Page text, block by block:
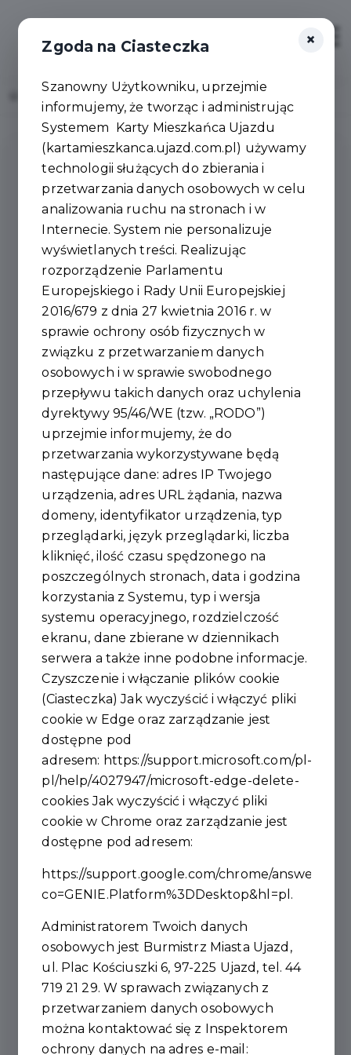
Polityka prywatności
Niniejsza Polityka Prywatności określa zasady
przetwarzania wszelkich informacji o charakterze
danych osobowych, które pozyskane zostały w
związku z korzystaniem przez Użytkowników z serwisu
internetowego, prowadzonego pod domeną
https://kartamieszkanca.ujazd.com.pl/
dalej „Serwisem”).
Administratorem danych osobowych jest Burmistrz
Ujazdu. Siedzibą Administratora danych jest Urząd
Miejski w Ujeździe, 97-225 Ujazd, Plac Kościuszki 6,
nr tel. 44 719 21 29 (zwany dalej
„Administratorem”).
Administrator wyznaczył inspektora ochrony danych,
z którym można się kontaktować w sprawach
związanych z ochroną danych osobowych pod
numerem telefonu:
(44) 719-21-29, poprzez e-mail: iod@ujazd.com.pl,
listownie na adres siedziby Administratora lub
osobiście w siedzibie Administratora.
Podanie jakichkolwiek danych osobowych jest
dobrowolne jednak niezbędne dla realizacji
poniższych celów:
świadczenia usług związanych z Kartą
Mieszkańca Gminy Ujazd przez Administratora
danych oraz partnerów systemu (art. 6 ust.1
lit. a zgoda osoby, której dane dotyczą oraz art.
6 lit. b – umowa, ogólnego rozporządzenia o
ochronie danych z dnia 27 kwietnia 2016r.);
rejestracji w Portalu Karty Mieszkańca Gminy
Ujazd, złożenia zamówienia, zawarcia i
realizacji umowy sprzedaży (art. 6 ust.1 lit. b
ogólnego rozporządzenia o ochronie danych z
dnia 27 kwietnia 2016r – zawarcie i
wysyłania przez Urząd Miasta w Ujeździe
zawiadomień związanych z wykonywaniem
umowy w formie papierowej lub za pomocą
środków komunikacji elektronicznej zgodnie z
ustawą z dnia 18 lipca 2002 r. o świadczeniu
usług drogą elektroniczną (art. 6 ust.1 lit. b
×
Zgoda na Ciasteczka
Szanowny Użytkowniku, uprzejmie
informujemy, że tworząc i administrując
Systemem Karty Mieszkańca Ujazdu
(kartamieszkanca.ujazd.com.pl) używamy
technologii służących do zbierania i
przetwarzania danych osobowych w celu
analizowania ruchu na stronach i w
Internecie. System nie personalizuje
wyświetlanych treści. Realizując
rozporządzenie Parlamentu
Europejskiego i Rady Unii Europejskiej
2016/679 z dnia 27 kwietnia 2016 r. w
sprawie ochrony osób fizycznych w
związku z przetwarzaniem danych
osobowych i w sprawie swobodnego
przepływu takich danych oraz uchylenia
dyrektywy 95/46/WE (tzw. „RODO”)
uprzejmie informujemy, że do
przetwarzania wykorzystywane będą
następujące dane: adres IP Twojego
urządzenia, adres URL żądania, nazwa
domeny, identyfikator urządzenia, typ
przeglądarki, język przeglądarki, liczba
kliknięć, ilość czasu spędzonego na
poszczególnych stronach, data i godzina
korzystania z Systemu, typ i wersja
systemu operacyjnego, rozdzielczość
ekranu, dane zbierane w dziennikach
serwera a także inne podobne informacje.
Czyszczenie i włączanie plików cookie
(Ciasteczka) Jak wyczyścić i włączyć pliki
cookie w Edge oraz zarządzanie jest
dostępne pod
adresem: https://support.microsoft.com/pl-
pl/help/4027947/microsoft-edge-delete-
cookies Jak wyczyścić i włączyć pliki
cookie w Chrome oraz zarządzanie jest
dostępne pod adresem:
https://support.google.com/chrome/answer/
co=GENIE.Platform%3DDesktop&hl=pl .
Administratorem Twoich danych
osobowych jest Burmistrz Miasta Ujazd,
ul. Plac Kościuszki 6, 97-225 Ujazd, tel. 44
719 21 29. W sprawach związanych z
przetwarzaniem danych osobowych
można kontaktować się z Inspektorem
ochrony danych na adres e-mail: